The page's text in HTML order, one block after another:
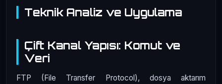
Teknik Analiz ve Uygulama
Çift Kanal Yapısı: Komut ve
Veri
FTP (File Transfer Protocol), dosya aktarım